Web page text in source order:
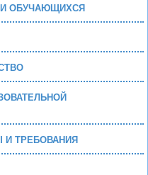
ОБУЧАЮЩИХСЯ
И ТРЕБОВАНИЯ